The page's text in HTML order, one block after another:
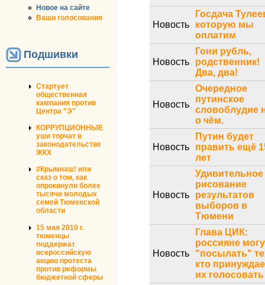
Новое на сайте
Ваши голосования
Подшивки
Стартует
общественная
кампания против
Центра "Э"
КОРРУПЦИОННЫЕ
уши торчат в
законодательстве
ЖКХ
#Крымнаш! или
сказ о том, как
опрокинули более
тысячи молодых
семей Тюменской
области
15 мая 2010 г.
тюменцы
поддержат
всероссийскую
акцию протеста
против реформы
бюджетной сферы
Новость
Госдача
которую мы
оплатим
Новость
Гони рубль,
родственник!
Два, два!
Новость
Очередное
путинское
словоблудие
о чём.
Новость
Путин будет
править ещё
лет
Новость
Удивительное
рисование
результатов
выборов в
Тюмени
Новость
Глава ЦИК:
россияне
"посылать"
кто
их голосовать